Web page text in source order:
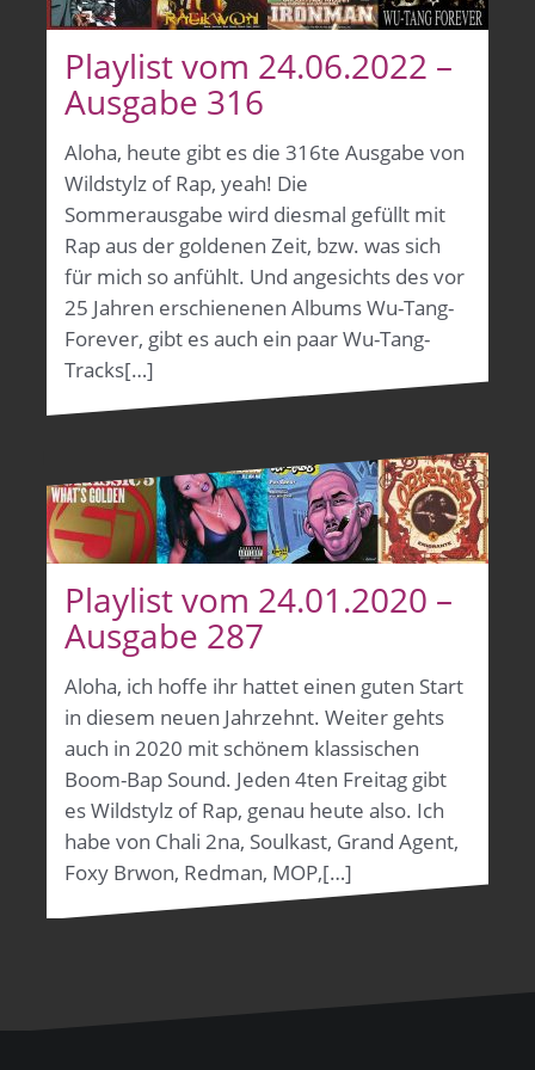
Playlist vom 24.06.2022 –
Ausgabe 316
Aloha, heute gibt es die 316te Ausgabe von
Wildstylz of Rap, yeah! Die
Sommerausgabe wird diesmal gefüllt mit
Rap aus der goldenen Zeit, bzw. was sich
für mich so anfühlt. Und angesichts des vor
25 Jahren erschienenen Albums Wu-Tang-
Forever, gibt es auch ein paar Wu-Tang-
Tracks[…]
Playlist vom 24.01.2020 –
Ausgabe 287
Aloha, ich hoffe ihr hattet einen guten Start
in diesem neuen Jahrzehnt. Weiter gehts
auch in 2020 mit schönem klassischen
Boom-Bap Sound. Jeden 4ten Freitag gibt
es Wildstylz of Rap, genau heute also. Ich
habe von Chali 2na, Soulkast, Grand Agent,
Foxy Brwon, Redman, MOP,[…]